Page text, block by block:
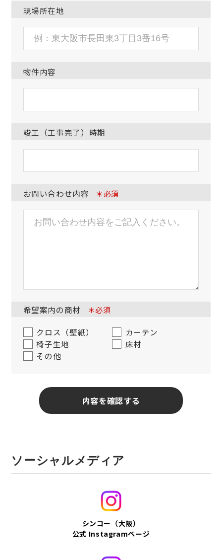
現場所在地
物件内容
竣工（工事完了）時期
お問い合わせ内容 ＊必須
希望案内の商材 ＊必須
クロス（壁紙）
カーテン
椅子生地
床材
その他
内容を確認する
ソーシャルメディア
シンコー（大阪）
公式 Instagramページ